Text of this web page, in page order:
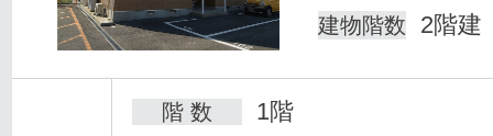
建物階数 2階建
階 数 1階